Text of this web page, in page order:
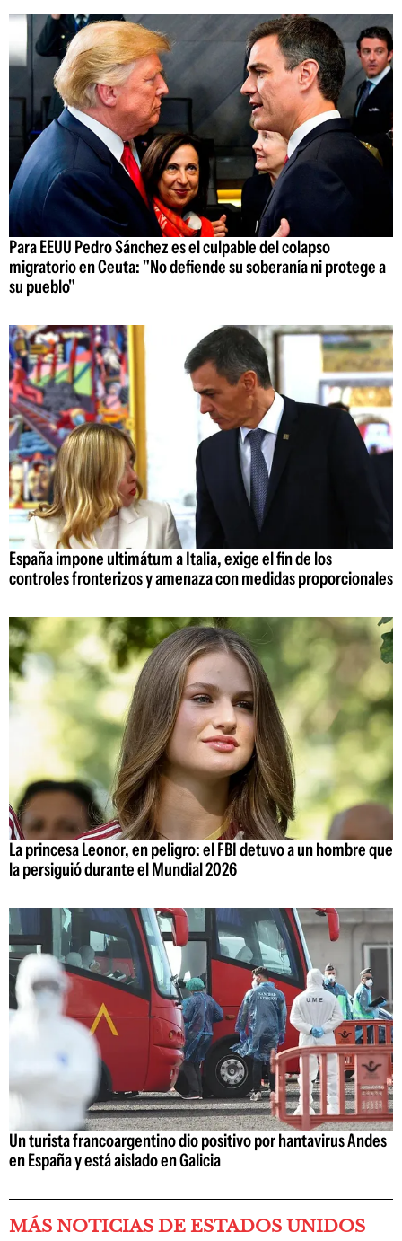
Para EEUU Pedro Sánchez es el culpable del colapso
migratorio en Ceuta: "No defiende su soberanía ni protege a
su pueblo"
España impone ultimátum a Italia, exige el fin de los
controles fronterizos y amenaza con medidas proporcionales
La princesa Leonor, en peligro: el FBI detuvo a un hombre que
la persiguió durante el Mundial 2026
Un turista francoargentino dio positivo por hantavirus Andes
en España y está aislado en Galicia
MÁS NOTICIAS DE ESTADOS UNIDOS